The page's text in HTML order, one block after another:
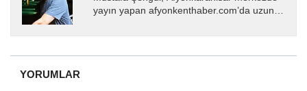
yayın yapan afyonkenthaber.com’da uzun
almakta, haber akışı...
YORUMLAR